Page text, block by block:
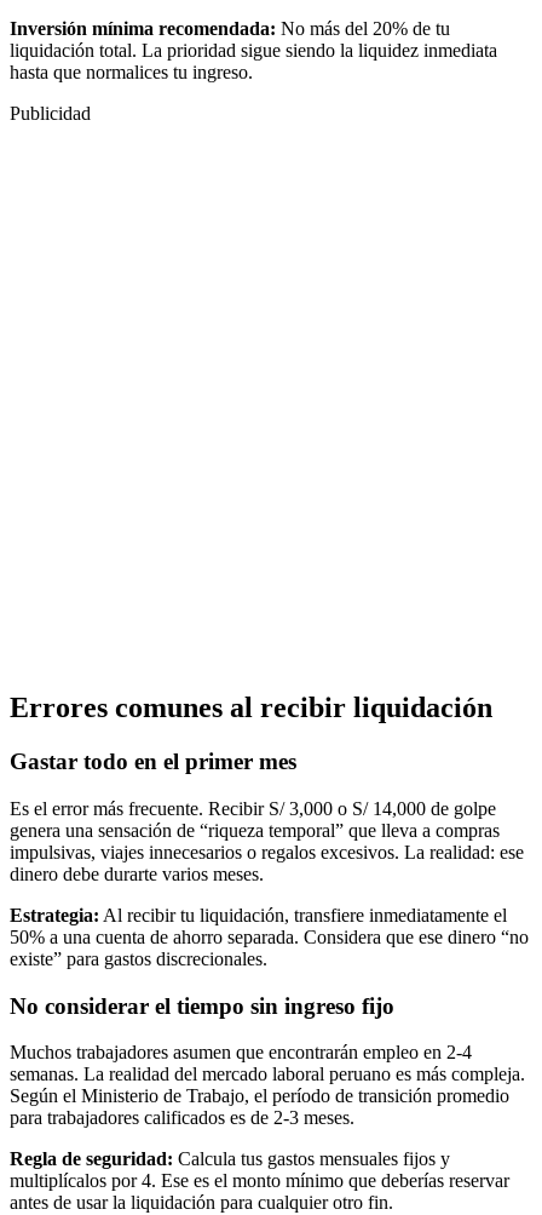
Inversión mínima recomendada: No más del 20% de tu
liquidación total. La prioridad sigue siendo la liquidez inmediata
hasta que normalices tu ingreso.
Publicidad
Errores comunes al recibir liquidación
Gastar todo en el primer mes
Es el error más frecuente. Recibir S/ 3,000 o S/ 14,000 de golpe
genera una sensación de “riqueza temporal” que lleva a compras
impulsivas, viajes innecesarios o regalos excesivos. La realidad: ese
dinero debe durarte varios meses.
Estrategia: Al recibir tu liquidación, transfiere inmediatamente el
50% a una cuenta de ahorro separada. Considera que ese dinero “no
existe” para gastos discrecionales.
No considerar el tiempo sin ingreso fijo
Muchos trabajadores asumen que encontrarán empleo en 2-4
semanas. La realidad del mercado laboral peruano es más compleja.
Según el Ministerio de Trabajo, el período de transición promedio
para trabajadores calificados es de 2-3 meses.
Regla de seguridad: Calcula tus gastos mensuales fijos y
multiplícalos por 4. Ese es el monto mínimo que deberías reservar
antes de usar la liquidación para cualquier otro fin.